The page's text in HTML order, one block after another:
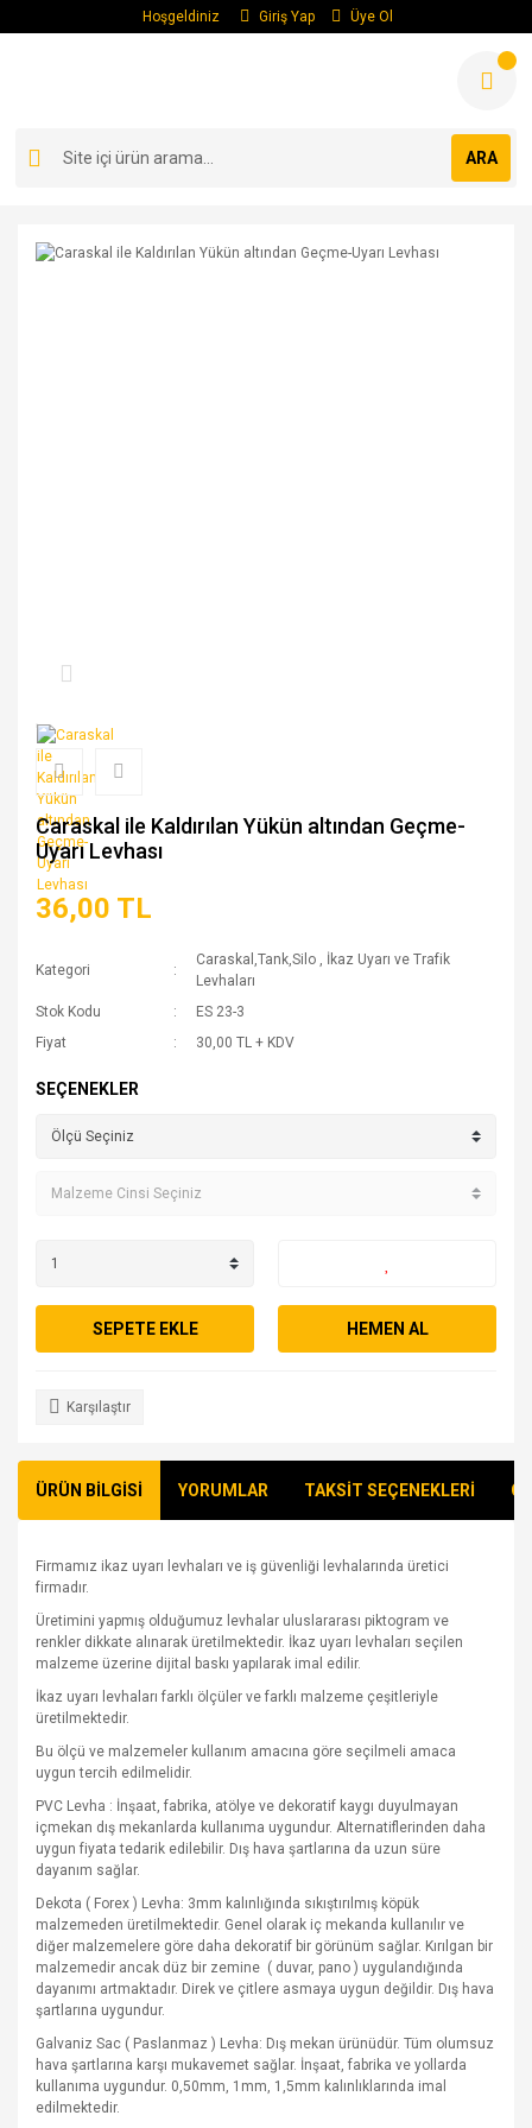
Hoşgeldiniz Giriş Yap Üye Ol
ARA
Caraskal ile Kaldırılan Yükün altından Geçme-
Uyarı Levhası
36,00 TL
Kategori
Caraskal,Tank,Silo , İkaz Uyarı ve Trafik
Levhaları
Stok Kodu
ES 23-3
Fiyat
30,00 TL + KDV
SEÇENEKLER
SEPETE EKLE HEMEN AL
Karşılaştır
ÜRÜN BİLGİSİ YORUMLAR TAKSİT SEÇENEKLERİ
Firmamız ikaz uyarı levhaları ve iş güvenliği levhalarında üretici
firmadır.
Üretimini yapmış olduğumuz levhalar uluslararası piktogram ve
renkler dikkate alınarak üretilmektedir. İkaz uyarı levhaları seçilen
malzeme üzerine dijital baskı yapılarak imal edilir.
İkaz uyarı levhaları farklı ölçüler ve farklı malzeme çeşitleriyle
üretilmektedir.
Bu ölçü ve malzemeler kullanım amacına göre seçilmeli amaca
uygun tercih edilmelidir.
PVC Levha : İnşaat, fabrika, atölye ve dekoratif kaygı duyulmayan
içmekan dış mekanlarda kullanıma uygundur. Alternatiflerinden daha
uygun fiyata tedarik edilebilir. Dış hava şartlarına da uzun süre
dayanım sağlar.
Dekota ( Forex ) Levha: 3mm kalınlığında sıkıştırılmış köpük
malzemeden üretilmektedir. Genel olarak iç mekanda kullanılır ve
diğer malzemelere göre daha dekoratif bir görünüm sağlar. Kırılgan bir
malzemedir ancak düz bir zemine ( duvar, pano ) uygulandığında
dayanımı artmaktadır. Direk ve çitlere asmaya uygun değildir. Dış hava
şartlarına uygundur.
Galvaniz Sac ( Paslanmaz ) Levha: Dış mekan ürünüdür. Tüm olumsuz
hava şartlarına karşı mukavemet sağlar. İnşaat, fabrika ve yollarda
kullanıma uygundur. 0,50mm, 1mm, 1,5mm kalınlıklarında imal
edilmektedir.